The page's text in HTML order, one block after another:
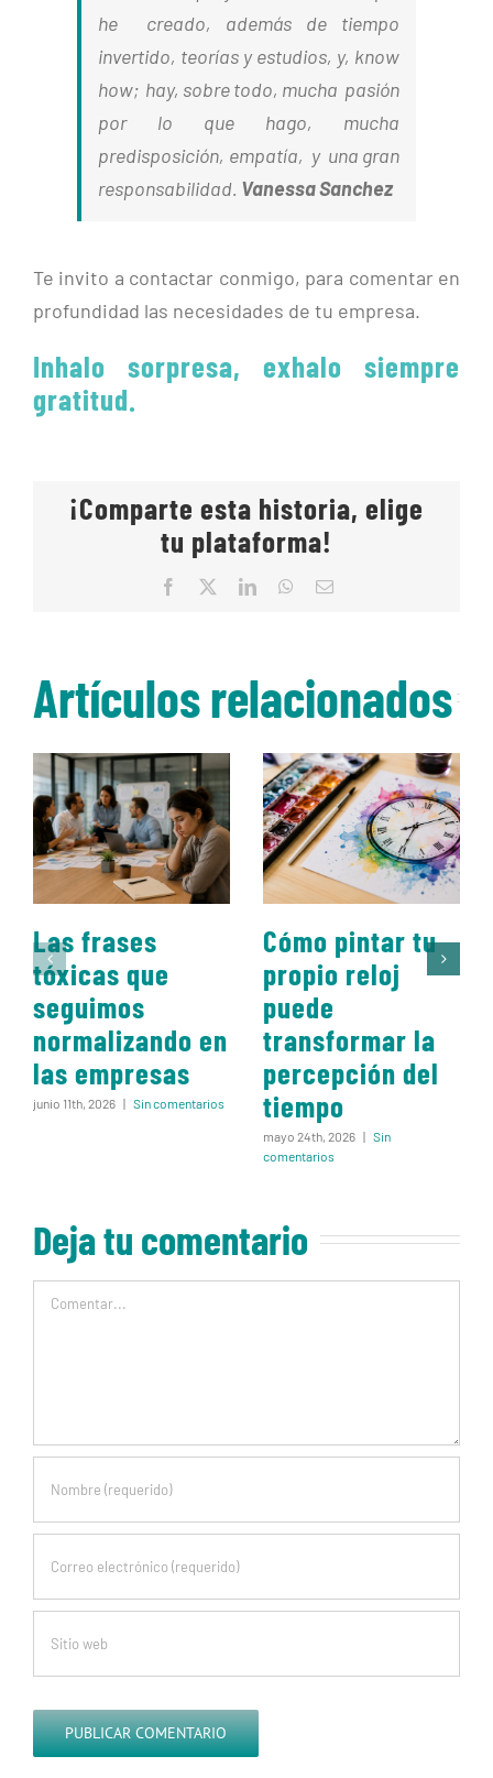
he creado, además de tiempo
invertido, teorías y estudios, y, know
how; hay, sobre todo, mucha pasión
por lo que hago, mucha
predisposición, empatía, y una gran
responsabilidad. Vanessa Sanchez
Te invito a contactar conmigo, para comentar en
profundidad las necesidades de tu empresa.
Inhalo sorpresa, exhalo siempre
gratitud.
¡Comparte esta historia, elige
tu plataforma!
Facebook LinkedInWhatsApp
Correo
Artículos relacionados
Las frases
tóxicas que
seguimos
normalizando en
las empresas
junio 11th, 2026 | Sin comentarios
Cómo pintar tu
propio reloj
puede
transformar la
percepción del
tiempo
mayo 24th, 2026 | Sin
comentarios
Deja tu comentario
Comentar